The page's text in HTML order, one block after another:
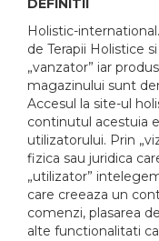
DEFINITII
Holistic-
de Terapii Holistice
„vanzator” iar
magazinului sunt
Accesul la site-ul
continutul acestuia
utilizatorului. Prin
fizica sau juridica
„utilizator”
care creeaza un
comenzi, plasarea
alte functionalitati